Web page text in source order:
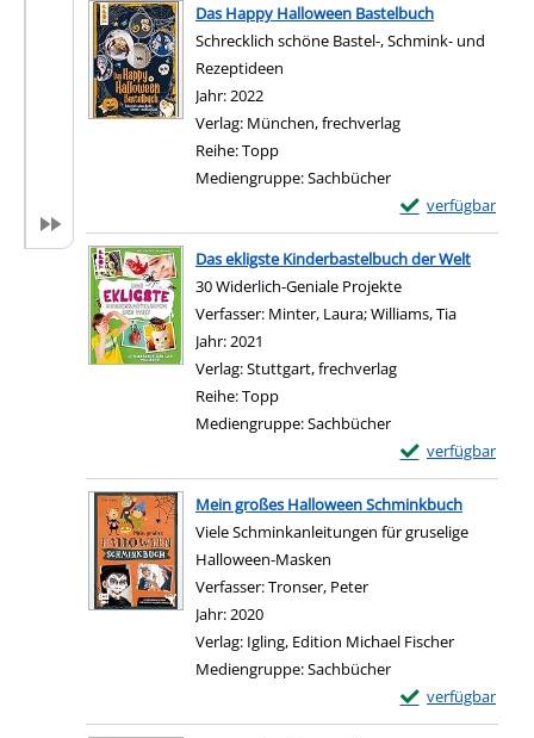
Das Happy Halloween Bastelbuch
Schrecklich schöne Bastel-, Schmink- und
Rezeptideen
Suche nach diesem Verfasser
Jahr:2022
Verlag: München, frechverlag
Reihe:Topp
Mediengruppe:Sachbücher
verfügbar
Exemplar-Details
Zum Download
Das ekligste Kinderbastelbuch der Welt
30 Widerlich-Geniale Projekte
Verfasser: Minter, Laura;Williams, Tia
Jahr:2021
Verlag:Stuttgart, frechverlag
Reihe:Topp
Mediengruppe:Sachbücher
verfügbar
Exemplar-Details
Zum Download
Mein großes Halloween Schminkbuch
Viele Schminkanleitungen für gruselige
Halloween-Masken
Verfasser:Tronser, Peter
Jahr:2020
Verlag: Igling, Edition Michael Fischer
Mediengruppe:Sachbücher
verfügbar
Exemplar-
Zum Download